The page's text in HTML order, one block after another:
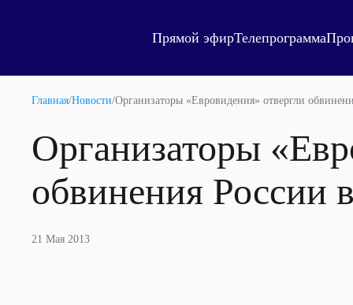
Прямой эфирТелепрограмма
Главная/Новости/Организаторы «Евровидения» отвергли
Организаторы
обвинения России
21 Мая 2013